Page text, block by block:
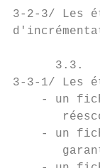
3-2-3/ Les
3.3.
3-3-1/ Les
- un
- un